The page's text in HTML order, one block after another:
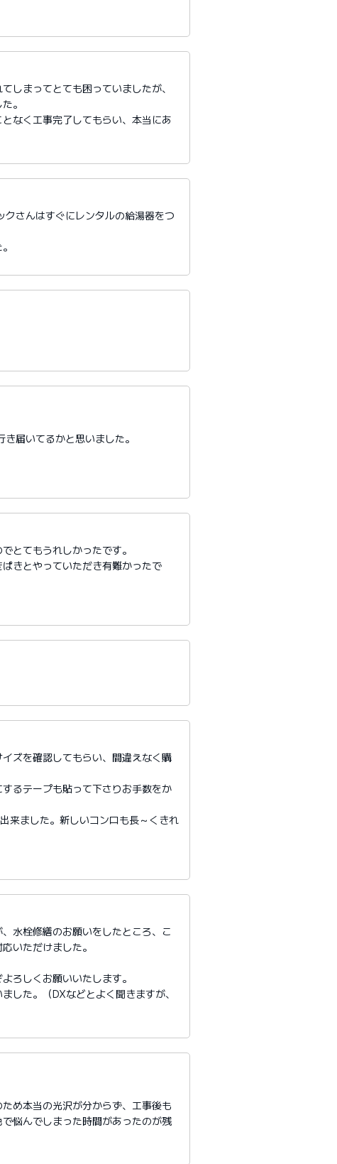
しまってとても困っていましたが、
。
なく工事完了してもらい、本当にあ
さんはすぐにレンタルの給湯器をつ
届いてるかと思いました。
とてもうれしかったです。
きとやっていただき有難かったで
ズを確認してもらい、間違えなく購
るテープも貼って下さりお手数をか
来ました。新しいコンロも長～くきれ
水栓修繕のお願いをしたところ、こ
いただけました。
ろしくお願いいたします。
した。（DXなどとよく聞きますが、
め本当の光沢が分からず、工事後も
悩んでしまった時間があったのが残